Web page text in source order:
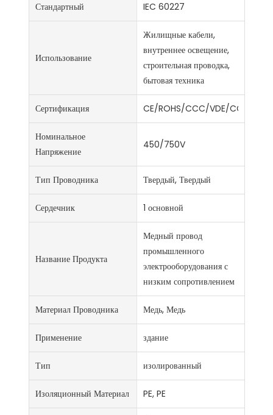
Стандартный IEC 60227
Использование
Жилищные кабели,
внутреннее освещение,
строительная проводка,
бытовая техника
Сертификация CE/ROHS/CCC/VDE/CCC/
Номинальное
Напряжение
450/750V
Тип Проводника Твердый, Твердый
Сердечник 1 основной
Название Продукта
Медный провод
промышленного
электрооборудования с
низким сопротивлением
Материал Проводника Медь, Медь
Применение здание
Тип изолированный
Изоляционный Материал PE, PE